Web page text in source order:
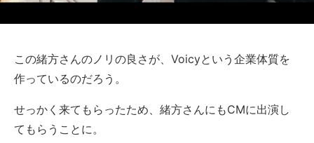
この緒方さんのノリの良さが、Voicyという企業体質を
作っているのだろう。
せっかく来てもらったため、緒方さんにもCMに出演し
てもらうことに。